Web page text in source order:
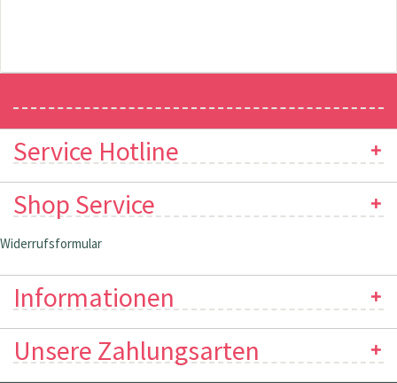
Service Hotline
Shop Service
Widerrufsformular
Informationen
Unsere Zahlungsarten